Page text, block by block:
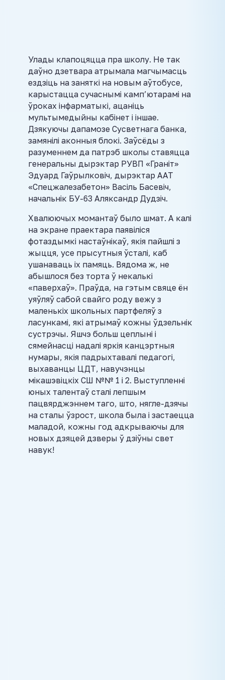
Улады клапоцяцца пра школу. Не так
даўно дзетвара атрымала магчымасць
ездзіць на заняткі на новым аўтобусе,
карыстацца сучаснымі камп’ютарамі на
ўроках інфарматыкі, ацаніць
мультымедыйны кабінет і іншае.
Дзякуючы дапамозе Сусветнага банка,
замянілі аконныя блокі. Заўсёды з
разуменнем да патрэб школы ставяцца
генеральны дырэктар РУВП «Граніт»
Эдуард Гаўрылковіч, дырэктар ААТ
«Спецжалезабетон» Васіль Басевіч,
начальнік БУ-63 Аляксандр Дудзіч.
Хвалюючых момантаў было шмат. А калі
на экране праектара паявіліся
фотаздымкі настаўнікаў, якія пайшлі з
жыцця, усе прысутныя ўсталі, каб
ушанаваць іх памяць. Вядома ж, не
абышлося без торта ў некалькі
«паверхаў». Праўда, на гэтым свяце ён
уяўляў сабой свайго роду вежу з
маленькіх школьных партфеляў з
ласункамі, які атрымаў кожны ўдзельнік
сустрэчы. Яшчэ больш цеплыні і
сямейнасці надалі яркія канцэртныя
нумары, якія падрыхтавалі педагогі,
выхаванцы ЦДТ, навучэнцы
мікашэвіцкіх СШ №№ 1 і 2. Выступленні
юных талентаў сталі лепшым
пацвярджэннем таго, што, нягле-дзячы
на сталы ўзрост, школа была і застаецца
маладой, кожны год адкрываючы для
новых дзяцей дзверы ў дзіўны свет
навук!